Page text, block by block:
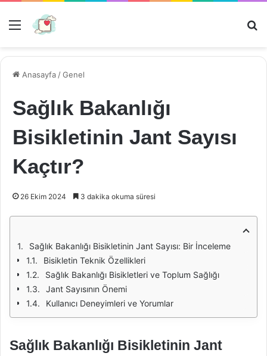
Menü
Anasayfa /Genel
Sağlık Bakanlığı
Bisikletinin Jant Sayısı
Kaçtır?
26 Ekim 2024 3 dakika okuma süresi
Sağlık Bakanlığı Bisikletinin Jant Sayısı: Bir İnceleme
Bisikletin Teknik Özellikleri
Sağlık Bakanlığı Bisikletleri ve Toplum Sağlığı
Jant Sayısının Önemi
Kullanıcı Deneyimleri ve Yorumlar
Sağlık Bakanlığı Bisikletinin Jant